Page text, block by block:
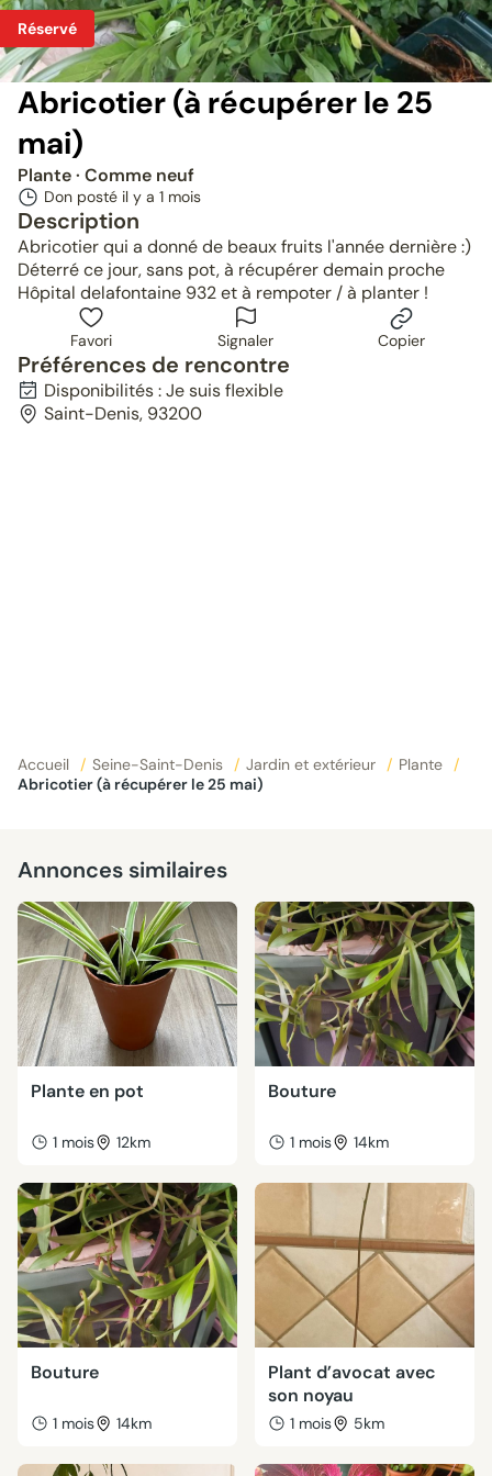
Réservé
Abricotier (à récupérer le 25
mai)
Plante· Comme neuf
Don posté il y a 1 mois
Description
Abricotier qui a donné de beaux fruits l'année dernière :)
Déterré ce jour, sans pot, à récupérer demain proche
Hôpital delafontaine 932 et à rempoter / à planter !
Favori Signaler Copier
Préférences de rencontre
Disponibilités : Je suis flexible
Saint-Denis, 93200
Accueil / Seine-Saint-Denis / Jardin et extérieur / Plante
/
Abricotier (à récupérer le 25 mai)
Annonces similaires
Plante en pot
1 mois 12km
Bouture
1 mois 14km
Bouture
1 mois 14km
Plant d’avocat avec
son noyau
1 mois 5km